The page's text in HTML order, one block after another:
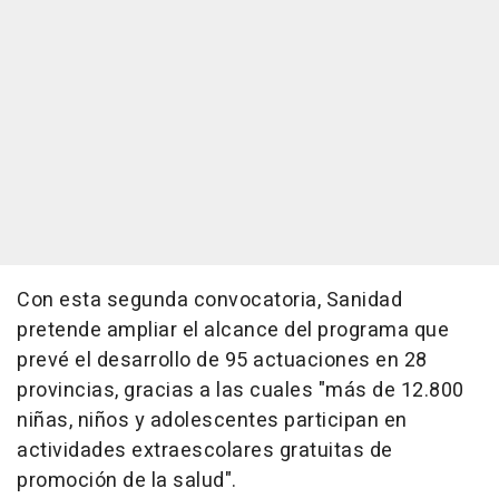
Con esta segunda convocatoria, Sanidad
pretende ampliar el alcance del programa que
prevé el desarrollo de 95 actuaciones en 28
provincias, gracias a las cuales "más de 12.800
niñas, niños y adolescentes participan en
actividades extraescolares gratuitas de
promoción de la salud".